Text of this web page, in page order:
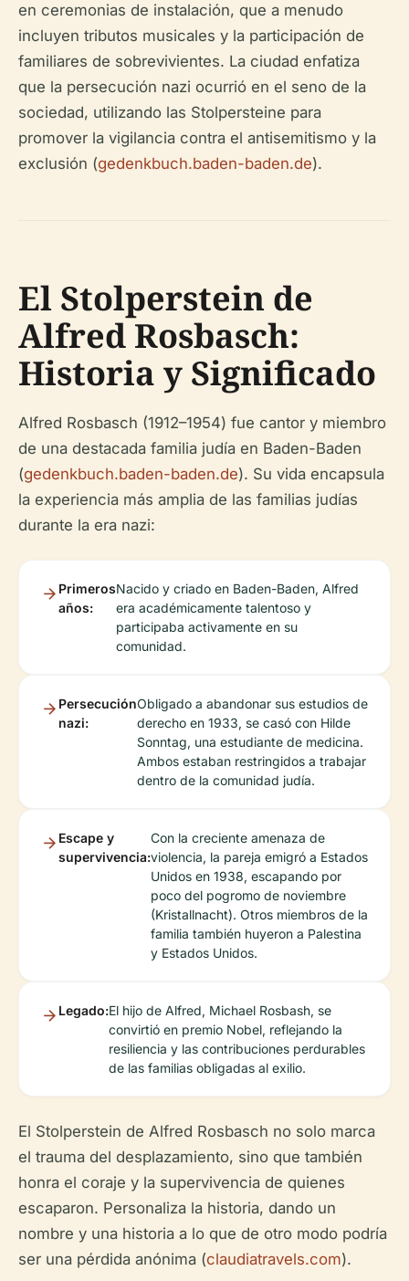
en ceremonias de instalación, que a menudo
incluyen tributos musicales y la participación de
familiares de sobrevivientes. La ciudad enfatiza
que la persecución nazi ocurrió en el seno de la
sociedad, utilizando las Stolpersteine para
promover la vigilancia contra el antisemitismo y la
exclusión (gedenkbuch.baden-baden.de).
El Stolperstein de
Alfred Rosbasch:
Historia y Significado
Alfred Rosbasch (1912–1954) fue cantor y miembro
de una destacada familia judía en Baden-Baden
(gedenkbuch.baden-baden.de). Su vida encapsula
la experiencia más amplia de las familias judías
durante la era nazi:
Primeros
años:
Nacido y criado en Baden-Baden, Alfred
era académicamente talentoso y
participaba activamente en su
comunidad.
Persecución
nazi:
Obligado a abandonar sus estudios de
derecho en 1933, se casó con Hilde
Sonntag, una estudiante de medicina.
Ambos estaban restringidos a trabajar
dentro de la comunidad judía.
Escape y
supervivencia:
Con la creciente amenaza de
violencia, la pareja emigró a Estados
Unidos en 1938, escapando por
poco del pogromo de noviembre
(Kristallnacht). Otros miembros de la
familia también huyeron a Palestina
y Estados Unidos.
Legado:El hijo de Alfred, Michael Rosbash, se
convirtió en premio Nobel, reflejando la
resiliencia y las contribuciones perdurables
de las familias obligadas al exilio.
El Stolperstein de Alfred Rosbasch no solo marca
el trauma del desplazamiento, sino que también
honra el coraje y la supervivencia de quienes
escaparon. Personaliza la historia, dando un
nombre y una historia a lo que de otro modo podría
ser una pérdida anónima (claudiatravels.com).